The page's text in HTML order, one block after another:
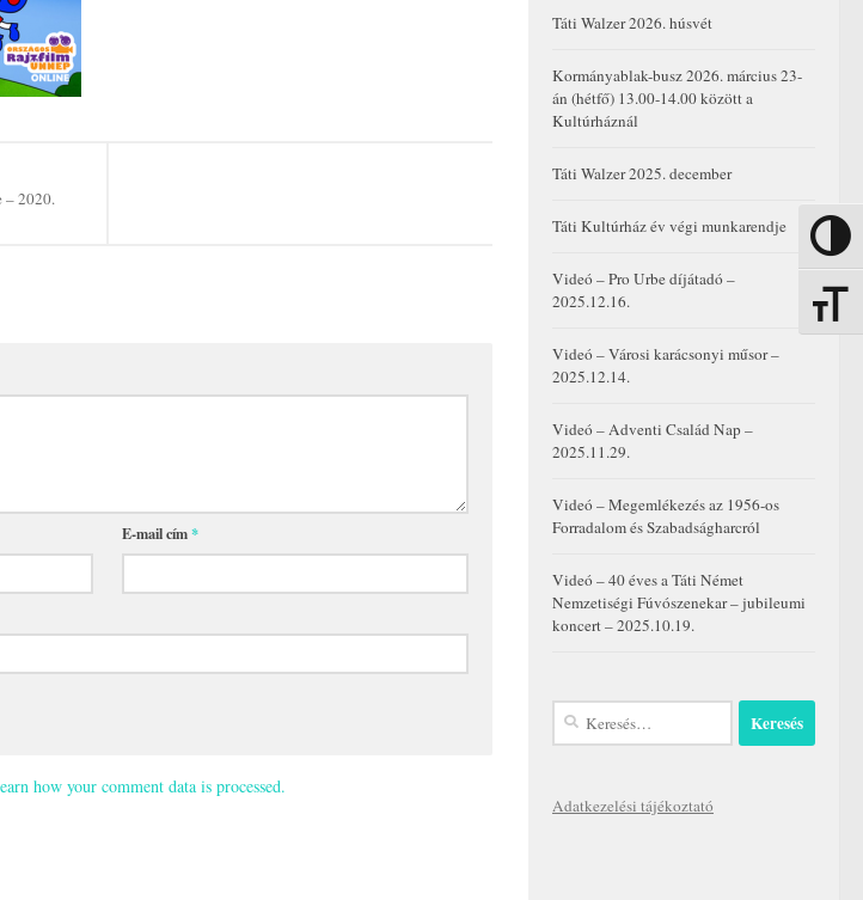
Nagy
– 2020.
E-mail cím*
how your comment data is processed.
Táti Walzer 2026. húsvét
Kormányablak-busz 2026. március 23-
án (hétfő) 13.00-14.00 között a
Kultúrháznál
Táti Walzer 2025. december
Táti Kultúrház év végi munkarendje
Videó – Pro Urbe díjátadó –
2025.12.16.
Videó – Városi karácsonyi műsor –
2025.12.14.
Videó – Adventi Család Nap –
2025.11.29.
Videó – Megemlékezés az 1956-os
Forradalom és Szabadságharcról
Videó – 40 éves a Táti Német
Nemzetiségi Fúvószenekar – jubileumi
koncert – 2025.10.19.
Keresés:
Adatkezelési tájékoztató